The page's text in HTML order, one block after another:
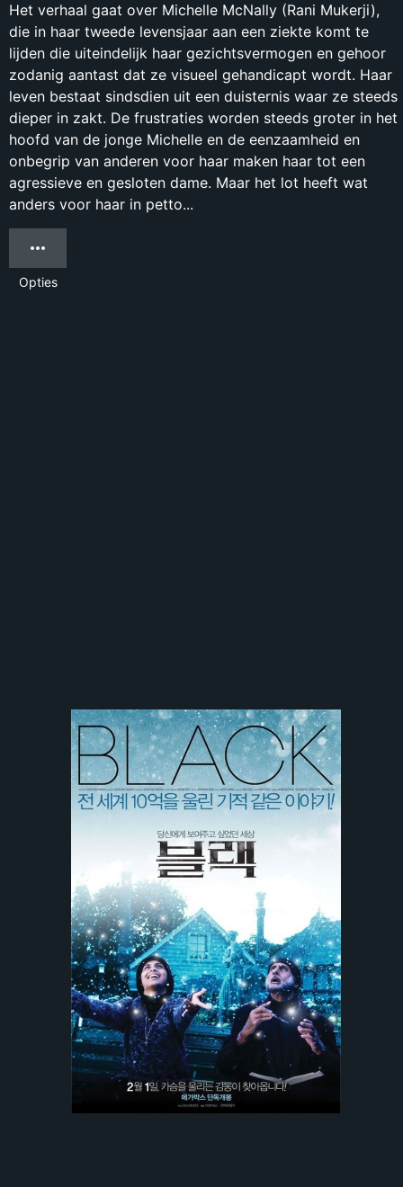
Het verhaal gaat over Michelle McNally (Rani Mukerji),
die in haar tweede levensjaar aan een ziekte komt te
lijden die uiteindelijk haar gezichtsvermogen en gehoor
zodanig aantast dat ze visueel gehandicapt wordt. Haar
leven bestaat sindsdien uit een duisternis waar ze steeds
dieper in zakt. De frustraties worden steeds groter in het
hoofd van de jonge Michelle en de eenzaamheid en
onbegrip van anderen voor haar maken haar tot een
agressieve en gesloten dame. Maar het lot heeft wat
anders voor haar in petto...
Opties